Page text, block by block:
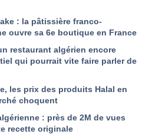
: la pâtissière franco-
ouvre sa 6e boutique en France
restaurant algérien encore
qui pourrait vite faire parler de
les prix des produits Halal en
choquent
: près de 2M de vues
recette originale